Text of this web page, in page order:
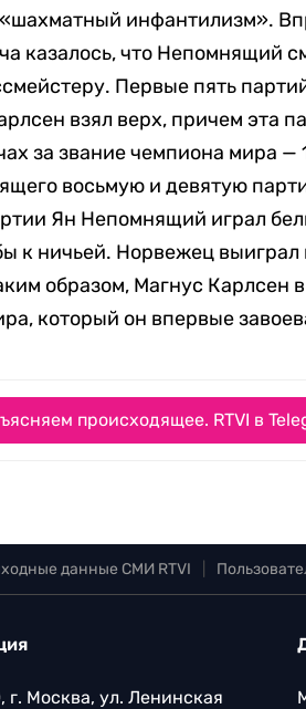
инфантилизм».
казалось, что Непомнящий
Первые пять
взял верх, причем эта
за звание чемпиона мира
восьмую и девятую
Ян Непомнящий играл
к ничьей. Норвежец
образом, Магнус Карлсен
который он впервые
происходящее. RTVI в
данные СМИ RTVI
г. Москва, ул. Ленинская